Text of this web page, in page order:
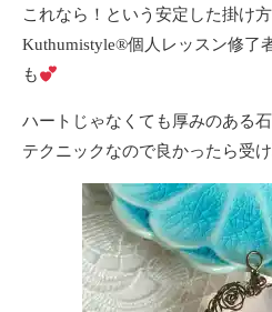
これなら！という安定した掛け
Kuthumistyle®個人レッスン修了
も
ハートじゃなくても厚みのある
テクニックなので良かったら受